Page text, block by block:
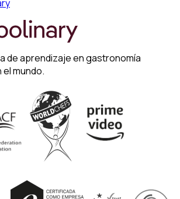
de aprendizaje en gastronomía
mundo.